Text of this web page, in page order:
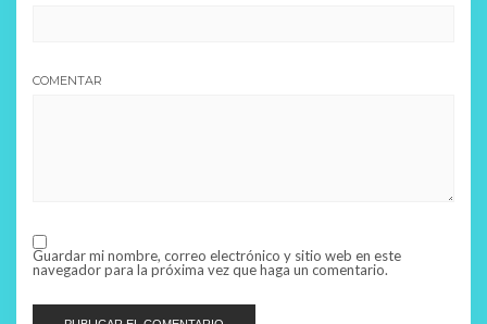
COMENTAR
Guardar mi nombre, correo electrónico y sitio web en este
navegador para la próxima vez que haga un comentario.